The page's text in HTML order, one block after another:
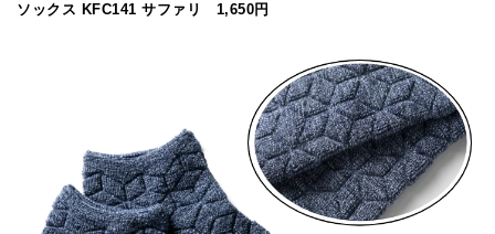
ソックス KFC141 サファリ 1,650円